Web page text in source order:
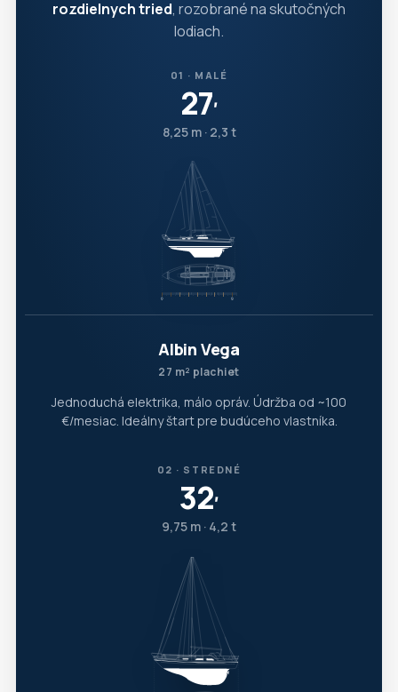
rozdielnych tried, rozobrané na skutočných
lodiach.
01 · MALÉ
27′
8,25 m · 2,3 t
Albin Vega
27 m² plachiet
Jednoduchá elektrika, málo opráv. Údržba od ~100
€/mesiac. Ideálny štart pre budúceho vlastníka.
02 · STREDNÉ
32′
9,75 m · 4,2 t